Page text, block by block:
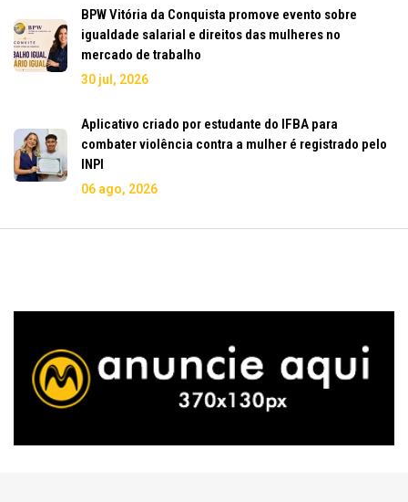
BPW Vitória da Conquista promove evento sobre
igualdade salarial e direitos das mulheres no
mercado de trabalho
30 jul, 2026
Aplicativo criado por estudante do IFBA para
combater violência contra a mulher é registrado pelo
INPI
06 ago, 2026